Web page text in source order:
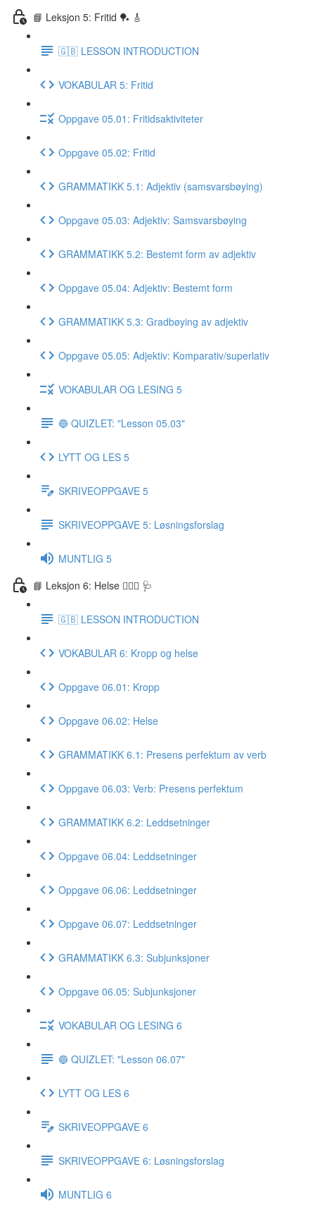
📘 Leksjon 5: Fritid 🏓 🎸
🇬🇧 LESSON INTRODUCTION
VOKABULAR 5: Fritid
Oppgave 05.01: Fritidsaktiviteter
Oppgave 05.02: Fritid
GRAMMATIKK 5.1: Adjektiv (samsvarsbøying)
Oppgave 05.03: Adjektiv: Samsvarsbøying
GRAMMATIKK 5.2: Bestemt form av adjektiv
Oppgave 05.04: Adjektiv: Bestemt form
GRAMMATIKK 5.3: Gradbøying av adjektiv
Oppgave 05.05: Adjektiv: Komparativ/superlativ
VOKABULAR OG LESING 5
🔵 QUIZLET: "Lesson 05.03"
LYTT OG LES 5
SKRIVEOPPGAVE 5
SKRIVEOPPGAVE 5: Løsningsforslag
MUNTLIG 5
📘 Leksjon 6: Helse 🏃🏻‍♀️ 🩺
🇬🇧 LESSON INTRODUCTION
VOKABULAR 6: Kropp og helse
Oppgave 06.01: Kropp
Oppgave 06.02: Helse
GRAMMATIKK 6.1: Presens perfektum av verb
Oppgave 06.03: Verb: Presens perfektum
GRAMMATIKK 6.2: Leddsetninger
Oppgave 06.04: Leddsetninger
Oppgave 06.06: Leddsetninger
Oppgave 06.07: Leddsetninger
GRAMMATIKK 6.3: Subjunksjoner
Oppgave 06.05: Subjunksjoner
VOKABULAR OG LESING 6
🔵 QUIZLET: "Lesson 06.07"
LYTT OG LES 6
SKRIVEOPPGAVE 6
SKRIVEOPPGAVE 6: Løsningsforslag
MUNTLIG 6